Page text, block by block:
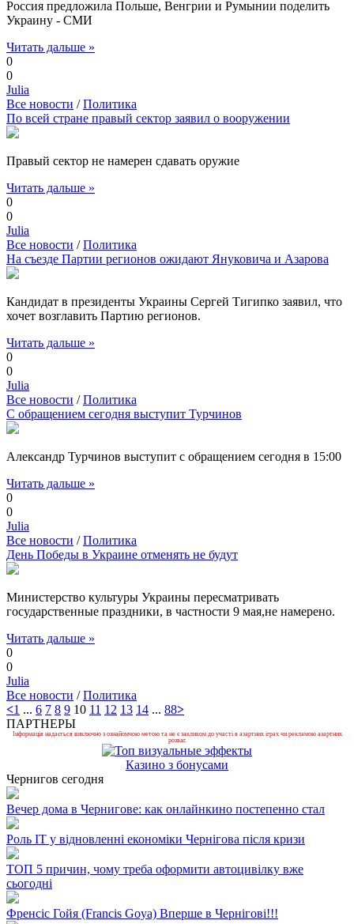
Россия предложила Польше, Венгрии и Румынии поделить
Украину - СМИ
Читать дальше »
0
0
Julia
Все новости /Политика
По всей стране правый сектор заявил о вооружении
Правый сектор не намерен сдавать оружие
Читать дальше »
0
0
Julia
Все новости /Политика
На съезде Партии регионов ожидают Януковича и Азарова
Кандидат в президенты Украины Сергей Тигипко заявил, что
хочет возглавить Партию регионов.
Читать дальше »
0
0
Julia
Все новости /Политика
С обращением сегодня выступит Турчинов
Александр Турчинов выступит с обращением сегодня в 15:00
Читать дальше »
0
0
Julia
Все новости /Политика
День Победы в Украине отменять не будут
Министерство культуры Украины пересматривать
государственные праздники, в частности 9 мая,не намерено.
Читать дальше »
0
0
Julia
Все новости /Политика
<1 ... 6 7 8 9 10 11 12 13 14 ... 88>
ПАРТНЕРЫ
Інформація надається виключно з ознайомчою метою та не є закликом до участі в азартних іграх чи рекламою азартних
розваг.
Казино з бонусами
Чернигов сегодня
Вечер дома в Чернигове: как онлайнкино постепенно стал
Роль ІТ у відновленні економіки Чернігова після кризи
ТОП 5 причин, чому треба оформити автоцивілку вже
сьогодні
Френсіс Гойя (Francis Goya) Вперше в Чернігові!!!